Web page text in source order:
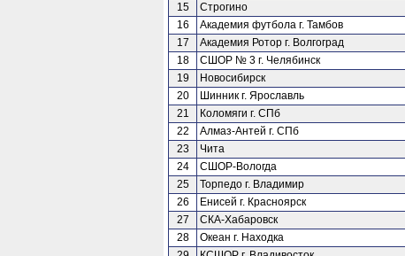
15
Строгино
16
Академия футбола г. Тамбов
17
Академия Ротор г. Волгоград
18
СШОР № 3 г. Челябинск
19
Новосибирск
20
Шинник г. Ярославль
21
Коломяги г. СПб
22
Алмаз-Антей г. СПб
23
Чита
24
СШОР-Вологда
25
Торпедо г. Владимир
26
Енисей г. Красноярск
27
СКА-Хабаровск
28
Океан г. Находка